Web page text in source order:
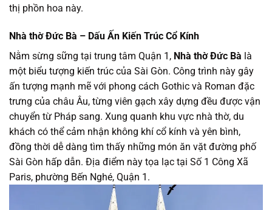
thị phồn hoa này.
Nhà thờ Đức Bà – Dấu Ấn Kiến Trúc Cổ Kính
Nằm sừng sững tại trung tâm Quận 1, Nhà thờ Đức Bà là
một biểu tượng kiến trúc của Sài Gòn. Công trình này gây
ấn tượng mạnh mẽ với phong cách Gothic và Roman đặc
trưng của châu Âu, từng viên gạch xây dựng đều được vận
chuyển từ Pháp sang. Xung quanh khu vực nhà thờ, du
khách có thể cảm nhận không khí cổ kính và yên bình,
đồng thời dễ dàng tìm thấy những món ăn vặt đường phố
Sài Gòn hấp dẫn. Địa điểm này tọa lạc tại Số 1 Công Xã
Paris, phường Bến Nghé, Quận 1.